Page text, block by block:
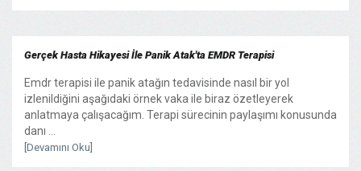
Gerçek Hasta Hikayesi İle Panik Atak'ta EMDR Terapisi
Emdr terapisi ile panik atağın tedavisinde nasıl bir yol
izlenildiğini aşağıdaki örnek vaka ile biraz özetleyerek
anlatmaya çalışacağım. Terapi sürecinin paylaşımı konusunda
danı ...
[Devamını Oku]